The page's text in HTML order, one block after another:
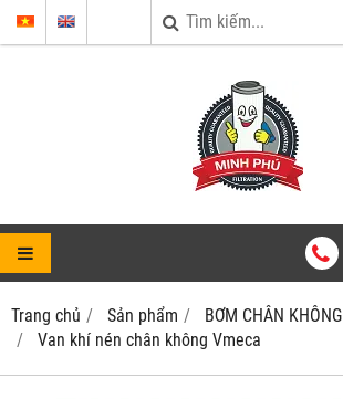
Trang chủ Sản phẩm
BƠM CHÂN KHÔNG
Van khí nén chân không Vmeca